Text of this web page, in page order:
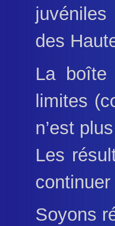
des
La boîte
limites
n’est
Les
Soyons